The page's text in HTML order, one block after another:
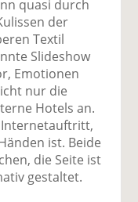
quasi durch
der
Textil
Slideshow
Emotionen
nur die
Hotels an.
Internetauftritt,
ist. Beide
die Seite ist
gestaltet.